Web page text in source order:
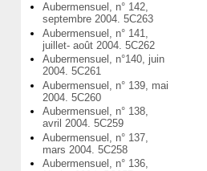
Aubermensuel, n° 142,
septembre 2004. 5C263
Aubermensuel, n° 141,
juillet- août 2004. 5C262
Aubermensuel, n°140, juin
2004. 5C261
Aubermensuel, n° 139, mai
2004. 5C260
Aubermensuel, n° 138,
avril 2004. 5C259
Aubermensuel, n° 137,
mars 2004. 5C258
Aubermensuel, n° 136,